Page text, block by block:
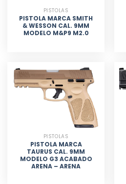
PISTOLAS
PISTOLA MARCA SMITH
& WESSON CAL. 9MM
MODELO M&P9 M2.0
PISTOLAS
PISTOLA MARCA
TAURUS CAL. 9MM
MODELO G3 ACABADO
ARENA – ARENA